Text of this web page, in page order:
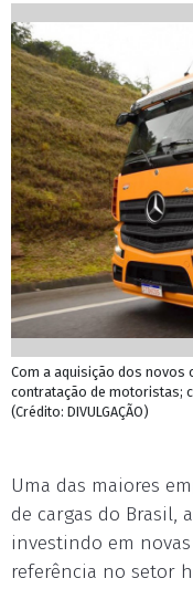
Com a aquisição dos novos
contratação de motoristas;
(Crédito: DIVULGAÇÃO)
Uma das maiores
de cargas do Brasil,
investindo em
referência no setor